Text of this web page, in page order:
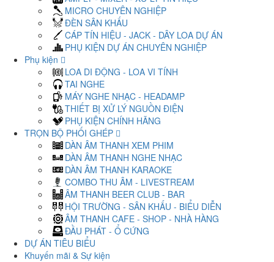
MICRO CHUYÊN NGHIỆP
ĐÈN SÂN KHẤU
CÁP TÍN HIỆU - JACK - DÂY LOA DỰ ÁN
PHỤ KIỆN DỰ ÁN CHUYÊN NGHIỆP
Phụ kiện
LOA DI ĐỘNG - LOA VI TÍNH
TAI NGHE
MÁY NGHE NHẠC - HEADAMP
THIẾT BỊ XỬ LÝ NGUỒN ĐIỆN
PHỤ KIỆN CHÍNH HÃNG
TRỌN BỘ PHỐI GHÉP
DÀN ÂM THANH XEM PHIM
DÀN ÂM THANH NGHE NHẠC
DÀN ÂM THANH KARAOKE
COMBO THU ÂM - LIVESTREAM
ÂM THANH BEER CLUB - BAR
HỘI TRƯỜNG - SÂN KHẤU - BIỂU DIỄN
ÂM THANH CAFE - SHOP - NHÀ HÀNG
ĐẦU PHÁT - Ổ CỨNG
DỰ ÁN TIÊU BIỂU
Khuyến mãi & Sự kiện